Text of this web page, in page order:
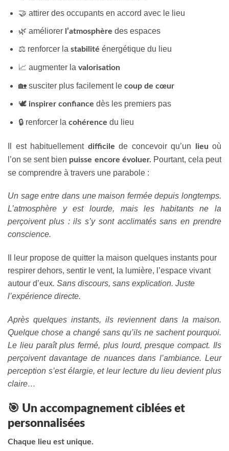
🤝 attirer des occupants en accord avec le lieu
🌿 améliorer l’atmosphère des espaces
⚖️ renforcer la stabilité énergétique du lieu
📈 augmenter la valorisation
🏡 susciter plus facilement lecoup de cœur
🕊️inspirer confiance dès les premiers pas
🔒 renforcer la cohérence du lieu
Il est habituellement difficile de concevoir qu’un lieu où
l’on se sent bien puisse encore évoluer. Pourtant, cela peut
se comprendre à travers une parabole :
Un sage entre dans une maison fermée depuis longtemps.
L’atmosphère y est lourde, mais les habitants ne la
perçoivent plus : ils s’y sont acclimatés sans en prendre
conscience.
Il leur propose de quitter la maison quelques instants pour
respirer dehors, sentir le vent, la lumière, l’espace vivant
autour d’eux. Sans discours, sans explication. Juste
l’expérience directe.
Après quelques instants, ils reviennent dans la maison.
Quelque chose a changé sans qu’ils ne sachent pourquoi.
Le lieu paraît plus fermé, plus lourd, presque compact. Ils
perçoivent davantage de nuances dans l’ambiance. Leur
perception s’est élargie, et leur lecture du lieu devient plus
claire…
🎯 Un accompagnement ciblées et
personnalisées
Chaque lieu est unique.